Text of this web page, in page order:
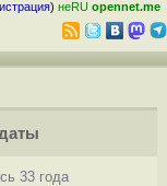
) неRU opennet.me
33 года